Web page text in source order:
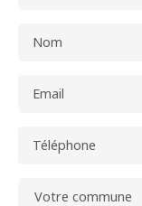
Nom
Email
Téléphone
Votre commune